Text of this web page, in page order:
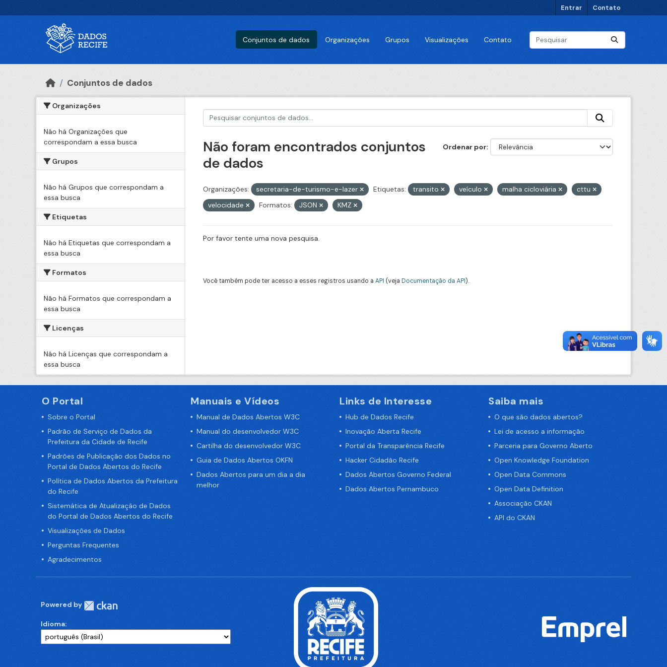
Entrar Contato
Conjuntos de dados Organizações Grupos Visualizações Contato
Conjuntos de dados
Organizações
Não há Organizações que
correspondam a essa busca
Grupos
Não há Grupos que correspondam a
essa busca
Etiquetas
Não há Etiquetas que correspondam a
essa busca
Formatos
Não há Formatos que correspondam a
essa busca
Licenças
Não há Licenças que correspondam a
essa busca
Ordenar por
Não foram encontrados conjuntos
de dados
Organizações: secretaria-de-turismo-e-lazer Etiquetas: transito veículo malha cicloviária
cttu
velocidade
Formatos: JSON KMZ
Por favor tente uma nova pesquisa.
Você também pode ter acesso a esses registros usando a API (veja Documentação da API).
O Portal
Sobre o Portal
Padrão de Serviço de Dados da
Prefeitura da Cidade de Recife
Padrões de Publicação dos Dados no
Portal de Dados Abertos do Recife
Política de Dados Abertos da Prefeitura
do Recife
Sistemática de Atualização de Dados
do Portal de Dados Abertos do Recife
Visualizações de Dados
Perguntas Frequentes
Agradecimentos
Manuais e Vídeos
Manual de Dados Abertos W3C
Manual do desenvolvedor W3C
Cartilha do desenvolvedor W3C
Guia de Dados Abertos OKFN
Dados Abertos para um dia a dia
melhor
Links de Interesse
Hub de Dados Recife
Inovação Aberta Recife
Portal da Transparência Recife
Hacker Cidadão Recife
Dados Abertos Governo Federal
Dados Abertos Pernambuco
Saiba mais
O que são dados abertos?
Lei de acesso a informação
Parceria para Governo Aberto
Open Knowledge Foundation
Open Data Commons
Open Data Definition
Associação CKAN
API do CKAN
Powered by
Idioma